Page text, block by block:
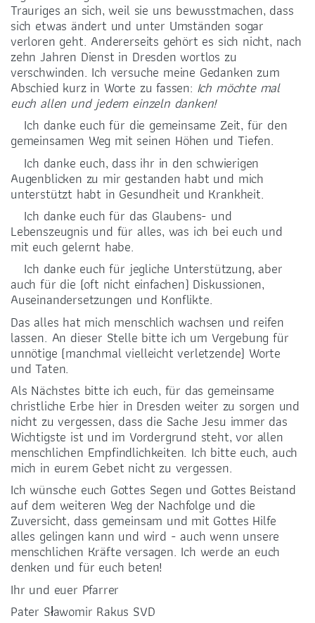
BANKVERBINDUNG
LIGA-Bank Dresden e.G.
DE59 7509 0300 0008 2288 33
FÖRDERUNG
Trauriges an sich, weil sie uns bewusstmachen, dass
sich etwas ändert und unter Umständen sogar
verloren geht. Andererseits gehört es sich nicht, nach
zehn Jahren Dienst in Dresden wortlos zu
verschwinden. Ich versuche meine Gedanken zum
Abschied kurz in Worte zu fassen: Ich möchte mal
euch allen und jedem einzeln danken!
Ich danke euch für die gemeinsame Zeit, für den
gemeinsamen Weg mit seinen Höhen und Tiefen.
Ich danke euch, dass ihr in den schwierigen
Augenblicken zu mir gestanden habt und mich
unterstützt habt in Gesundheit und Krankheit.
Ich danke euch für das Glaubens- und
Lebenszeugnis und für alles, was ich bei euch und
mit euch gelernt habe.
Ich danke euch für jegliche Unterstützung, aber
auch für die (oft nicht einfachen) Diskussionen,
Auseinandersetzungen und Konflikte.
Das alles hat mich menschlich wachsen und reifen
lassen. An dieser Stelle bitte ich um Vergebung für
unnötige (manchmal vielleicht verletzende) Worte
und Taten.
Als Nächstes bitte ich euch, für das gemeinsame
christliche Erbe hier in Dresden weiter zu sorgen und
nicht zu vergessen, dass die Sache Jesu immer das
Wichtigste ist und im Vordergrund steht, vor allen
menschlichen Empfindlichkeiten. Ich bitte euch, auch
mich in eurem Gebet nicht zu vergessen.
Ich wünsche euch Gottes Segen und Gottes Beistand
auf dem weiteren Weg der Nachfolge und die
Zuversicht, dass gemeinsam und mit Gottes Hilfe
alles gelingen kann und wird - auch wenn unsere
menschlichen Kräfte versagen. Ich werde an euch
denken und für euch beten!
Ihr und euer Pfarrer
Pater Sławomir Rakus SVD